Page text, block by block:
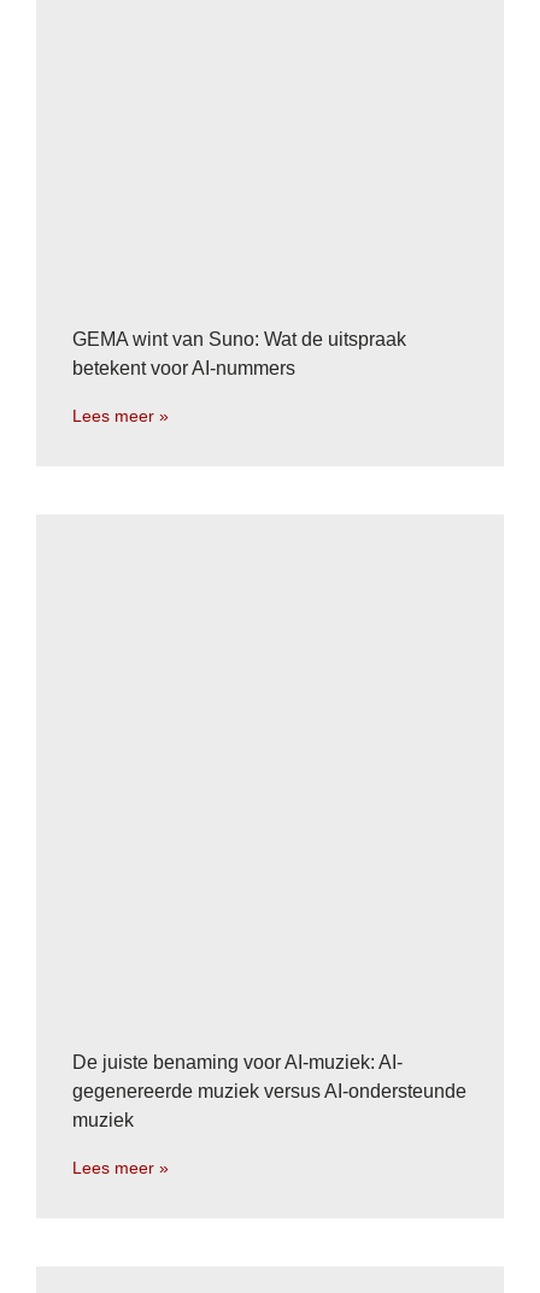
GEMA wint van Suno: Wat de uitspraak
betekent voor AI-nummers
Lees meer »
De juiste benaming voor AI-muziek: AI-
gegenereerde muziek versus AI-ondersteunde
muziek
Lees meer »